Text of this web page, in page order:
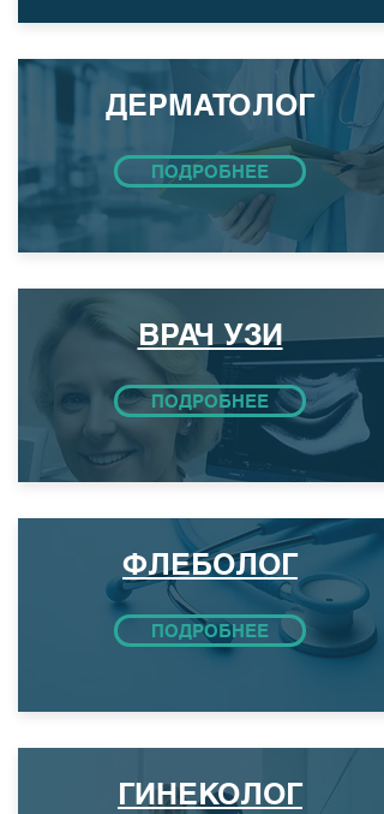
ДЕРМАТОЛОГ
ПОДРОБНЕЕ
ВРАЧ УЗИ
ПОДРОБНЕЕ
ФЛЕБОЛОГ
ПОДРОБНЕЕ
ГИНЕКОЛОГ